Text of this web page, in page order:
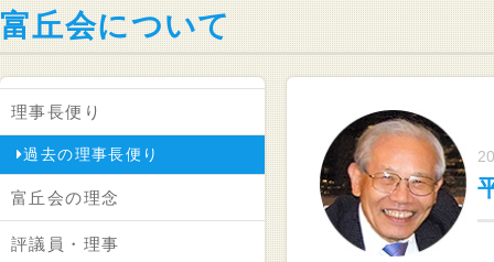
富丘会について
理事長便り
過去の理事長便り
富丘会の理念
評議員・理事